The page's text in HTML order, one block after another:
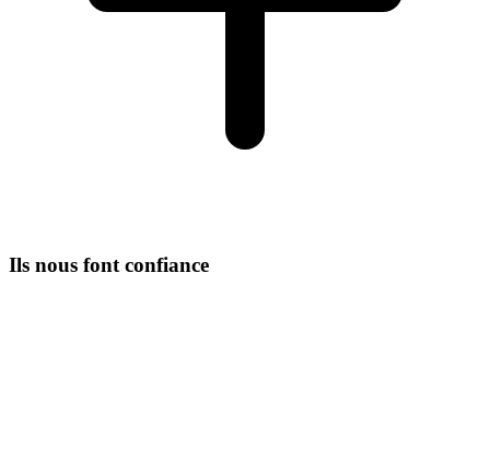
Ils nous font confiance